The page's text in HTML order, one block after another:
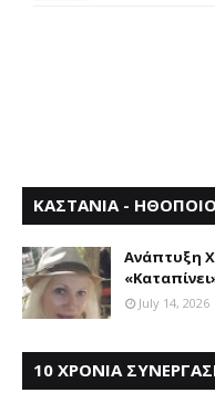
ΚΑΣΤΑΝΙΑ -
Aνάπτυξη
July 14, 2026
10 ΧΡΟΝΙΑ